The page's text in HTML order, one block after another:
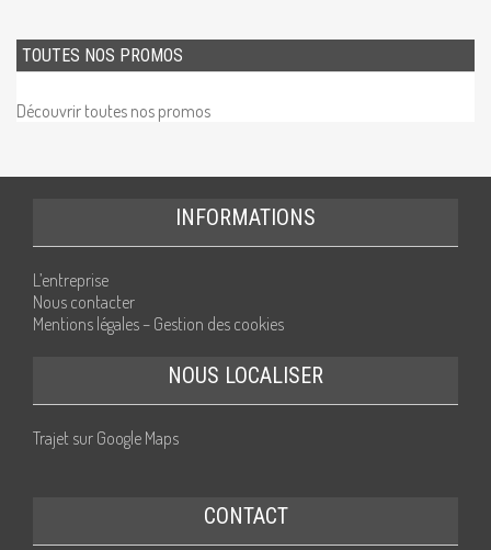
TOUTES NOS PROMOS
Découvrir toutes nos promos
INFORMATIONS
L’entreprise
Nous contacter
Mentions légales – Gestion des cookies
NOUS LOCALISER
Trajet sur Google Maps
CONTACT